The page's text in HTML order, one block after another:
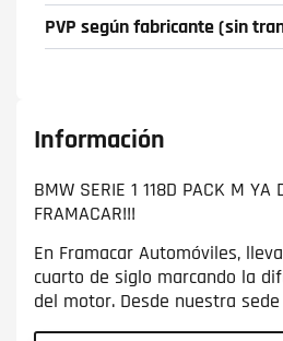
PVP según fabricante (sin
Información
BMW SERIE 1 118D PACK M YA
FRAMACAR!!!
En Framacar Automóviles,
cuarto de siglo marcando la
del motor. Desde nuestra sede